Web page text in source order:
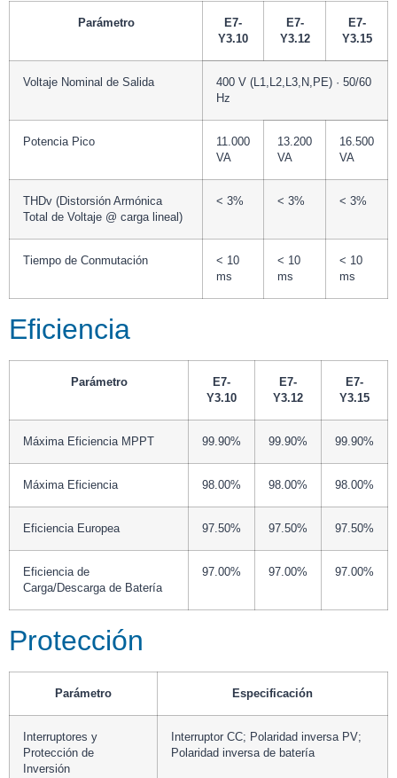
Parámetro
E7-
Y3.10
E7-
Y3.12
E7-
Y3.15
Voltaje Nominal de Salida
400 V (L1,L2,L3,N,PE) · 50/60
Hz
Potencia Pico
11.000
VA
13.200
VA
16.500
VA
THDv (Distorsión Armónica
Total de Voltaje @ carga lineal)
< 3% < 3% < 3%
Tiempo de Conmutación
< 10
ms
< 10
ms
< 10
ms
Eficiencia
Parámetro
E7-
Y3.10
E7-
Y3.12
E7-
Y3.15
Máxima Eficiencia MPPT 99.90% 99.90% 99.90%
Máxima Eficiencia 98.00% 98.00% 98.00%
Eficiencia Europea 97.50% 97.50% 97.50%
Eficiencia de
Carga/Descarga de Batería
97.00% 97.00% 97.00%
Protección
Parámetro Especificación
Interruptores y
Protección de
Inversión
Interruptor CC; Polaridad inversa PV;
Polaridad inversa de batería